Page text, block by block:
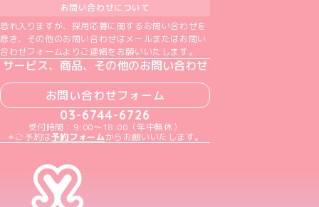
お問い合わせについて
恐れ入りますが、採用応募に関するお問い合わせを
除き、その他のお問い合わせはメールまたはお問い
合わせフォームよりご連絡をお願いいたします。
サービス、商品、その他のお問い合わせ
お問い合わせフォーム
03-6744-6726
受付時間：9:00～18:00（年中無休）
＊ご予約は予約フォームからお願いいたします。